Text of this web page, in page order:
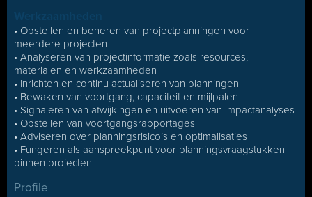
• Opstellen en beheren van projectplanningen voor
meerdere projecten
• Analyseren van projectinformatie zoals resources,
materialen en werkzaamheden
• Inrichten en continu actualiseren van planningen
• Bewaken van voortgang, capaciteit en mijlpalen
• Signaleren van afwijkingen en uitvoeren van impactanalyses
• Opstellen van voortgangsrapportages
• Adviseren over planningsrisico’s en optimalisaties
• Fungeren als aanspreekpunt voor planningsvraagstukken
binnen projecten
Profile